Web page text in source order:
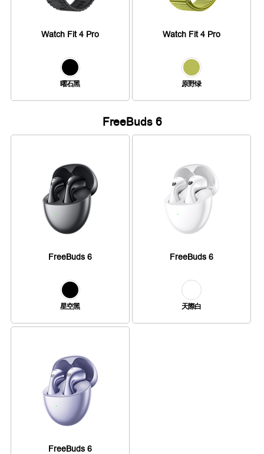
Watch Fit 4 Pro
曜石黑
Watch Fit 4 Pro
原野绿
FreeBuds 6
FreeBuds 6
星空黑
FreeBuds 6
天際白
FreeBuds 6